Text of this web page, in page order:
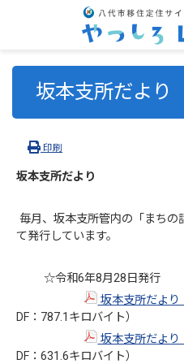
坂本支所だより
印刷
坂本支所だより
毎月、坂本支所管内の「まちの
て発行しています。
☆令和6年8月28日発行
坂本支所だよ
DF：787.1キロバイト）
坂本支所だよ
DF：631.6キロバイト）